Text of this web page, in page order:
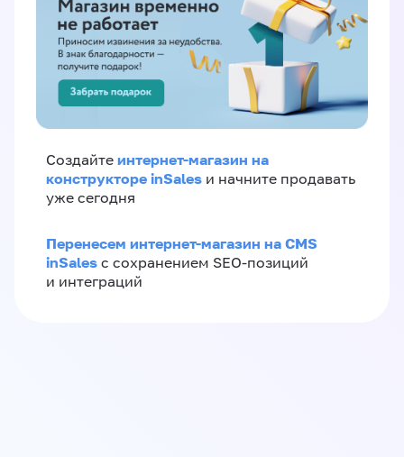
Создайте интернет-магазин на
конструкторе inSales и начните продавать
уже сегодня
Перенесем интернет-магазин на CMS
inSales с сохранением SEO-позиций
и интеграций